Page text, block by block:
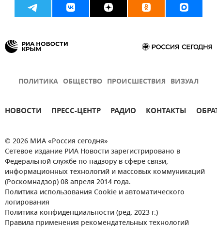
ПОЛИТИКА ОБЩЕСТВО ПРОИСШЕСТВИЯ ВИЗУАЛ
НОВОСТИ ПРЕСС-ЦЕНТР РАДИО КОНТАКТЫ
© 2026 МИА «Россия сегодня»
Сетевое издание РИА Новости зарегистрировано в
Федеральной службе по надзору в сфере связи,
информационных технологий и массовых коммуникаций
(Роскомнадзор) 08 апреля 2014 года.
Политика использования Cookie и автоматического
логирования
Политика конфиденциальности (ред. 2023 г.)
Правила применения рекомендательных технологий